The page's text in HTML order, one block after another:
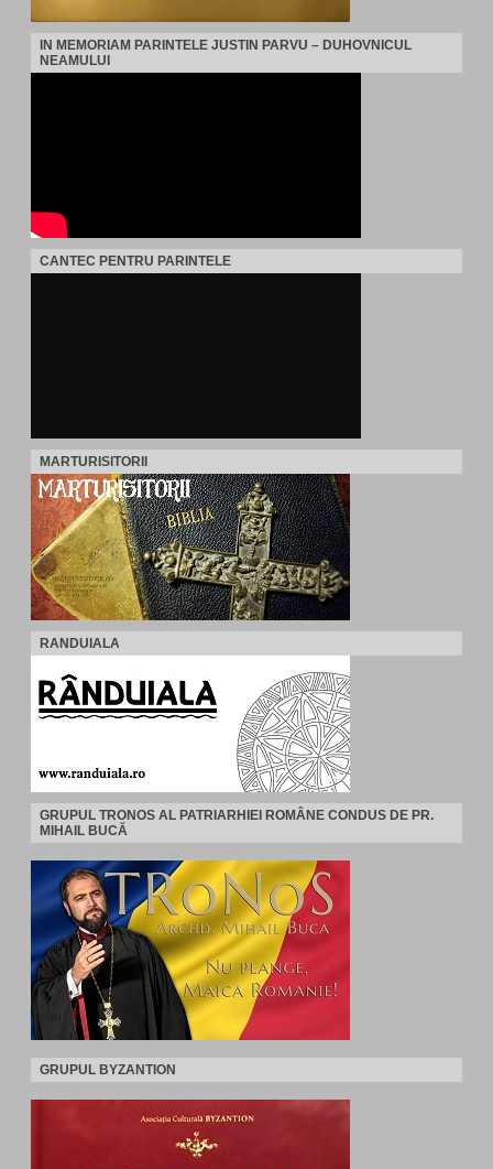
IN MEMORIAM PARINTELE JUSTIN PARVU – DUHOVNICUL
NEAMULUI
CANTEC PENTRU PARINTELE
MARTURISITORII
RANDUIALA
GRUPUL TRONOS AL PATRIARHIEI ROMÂNE CONDUS DE PR.
MIHAIL BUCĂ
GRUPUL BYZANTION